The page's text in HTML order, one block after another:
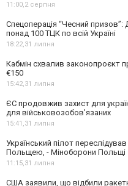
11:00,2 серпня
Спецоперація “Чесний
понад 100 ТЦК по всій Україні
18:22,31 липня
Кабмін схвалив законопроєкт
€150
15:42,31 липня
ЄС продовжив захист для
для військовозобов'язаних
15:41,31 липня
Український пілот
Польщею, - Міноборони Польщі
11:15,31 липня
США заявили, що відбили